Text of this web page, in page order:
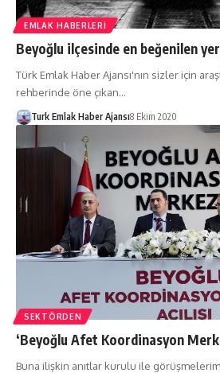
EMLAK HABERLERI
Beyoğlu ilçesinde en beğenilen
Türk Emlak Haber Ajansı'nın sizler için
rehberinde öne çıkan…
Turk Emlak Haber Ajansı8 Ekim 2020
SEKTÖRDEN
‘Beyoğlu Afet Koordinasyon
Buna ilişkin anıtlar kurulu ile